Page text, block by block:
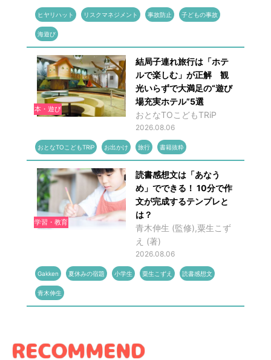
ヒヤリハット リスクマネジメント 事故防止 子どもの事故
海遊び
本・遊び
結局子連れ旅行は「ホテ
ルで楽しむ」が正解 観
光いらずで大満足の“遊び
場充実ホテル”5選
おとなTOこどもTRiP
2026.08.06
おとなTOこどもTRiP お出かけ 旅行 書籍抜粋
学習・教育
読書感想文は「あなう
め」でできる！ 10分で作
文が完成するテンプレと
は？
青木伸生 (監修),粟生こず
え (著)
2026.08.06
Gakken 夏休みの宿題 小学生 粟生こずえ 読書感想文
青木伸生